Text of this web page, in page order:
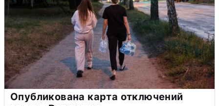
Опубликована карта отключений